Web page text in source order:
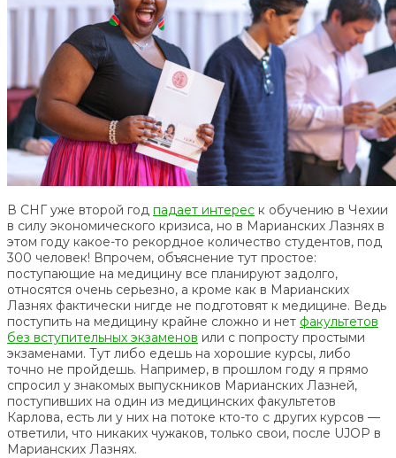
В СНГ уже второй год падает интерес к обучению в Чехии
в силу экономического кризиса, но в Марианских Лазнях в
этом году какое-то рекордное количество студентов, под
300 человек! Впрочем, объяснение тут простое:
поступающие на медицину все планируют задолго,
относятся очень серьезно, а кроме как в Марианских
Лазнях фактически нигде не подготовят к медицине. Ведь
поступить на медицину крайне сложно и нет факультетов
без вступительных экзаменов или с попросту простыми
экзаменами. Тут либо едешь на хорошие курсы, либо
точно не пройдешь. Например, в прошлом году я прямо
спросил у знакомых выпускников Марианских Лазней,
поступивших на один из медицинских факультетов
Карлова, есть ли у них на потоке кто-то с других курсов —
ответили, что никаких чужаков, только свои, после UJOP в
Марианских Лазнях.